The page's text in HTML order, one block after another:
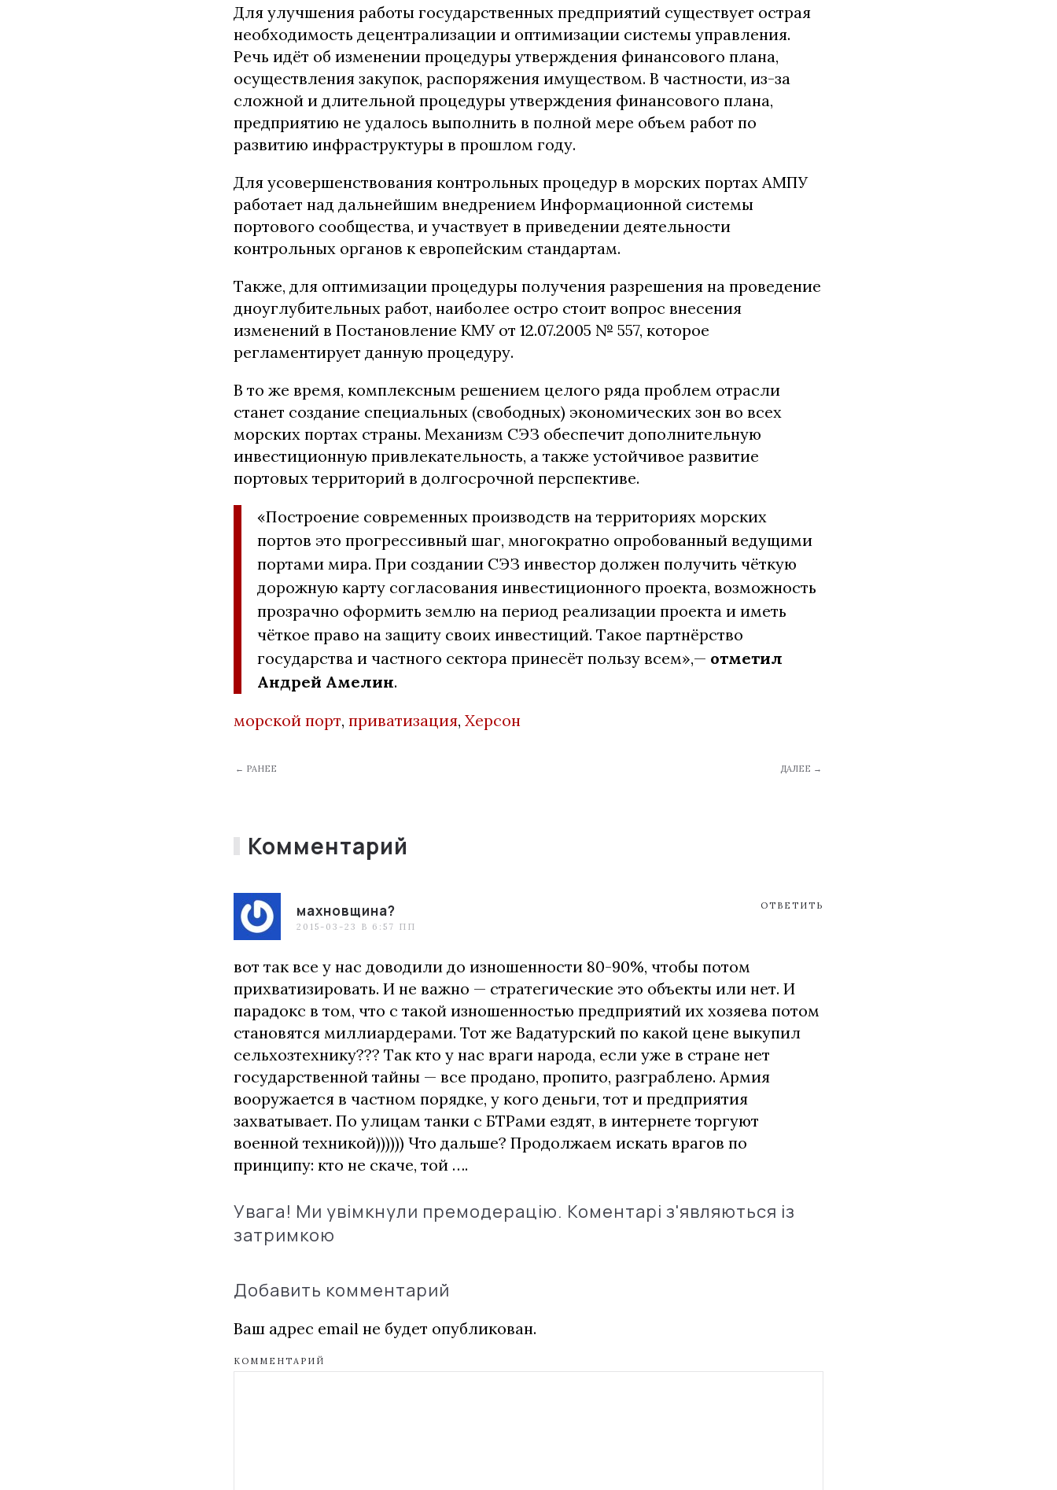
Для улучшения работы государственных предприятий существует острая
необходимость децентрализации и оптимизации системы управления.
Речь идёт об изменении процедуры утверждения финансового плана,
осуществления закупок, распоряжения имуществом. В частности, из-за
сложной и длительной процедуры утверждения финансового плана,
предприятию не удалось выполнить в полной мере объем работ по
развитию инфраструктуры в прошлом году.
Для усовершенствования контрольных процедур в морских портах АМПУ
работает над дальнейшим внедрением Информационной системы
портового сообщества, и участвует в приведении деятельности
контрольных органов к европейским стандартам.
Также, для оптимизации процедуры получения разрешения на проведение
дноуглубительных работ, наиболее остро стоит вопрос внесения
изменений в Постановление КМУ от 12.07.2005 № 557, которое
регламентирует данную процедуру.
В то же время, комплексным решением целого ряда проблем отрасли
станет создание специальных (свободных) экономических зон во всех
морских портах страны. Механизм СЭЗ обеспечит дополнительную
инвестиционную привлекательность, а также устойчивое развитие
портовых территорий в долгосрочной перспективе.
«Построение современных производств на территориях морских
портов это прогрессивный шаг, многократно опробованный ведущими
портами мира. При создании СЭЗ инвестор должен получить чёткую
дорожную карту согласования инвестиционного проекта, возможность
прозрачно оформить землю на период реализации проекта и иметь
чёткое право на защиту своих инвестиций. Такое партнёрство
государства и частного сектора принесёт пользу всем»,— отметил
Андрей Амелин.
морской порт, приватизация, Херсон
← РАНЕЕ ДАЛЕЕ →
Комментарий
махновщина?
2015-03-23 В 6:57 ПП
ОТВЕТИТЬ
вот так все у нас доводили до изношенности 80-90%, чтобы потом
прихватизировать. И не важно — стратегические это объекты или нет. И
парадокс в том, что с такой изношенностью предприятий их хозяева потом
становятся миллиардерами. Тот же Вадатурский по какой цене выкупил
сельхозтехнику??? Так кто у нас враги народа, если уже в стране нет
государственной тайны — все продано, пропито, разграблено. Армия
вооружается в частном порядке, у кого деньги, тот и предприятия
захватывает. По улицам танки с БТРами ездят, в интернете торгуют
военной техникой)))))) Что дальше? Продолжаем искать врагов по
принципу: кто не скаче, той ….
Увага! Ми увімкнули премодерацію. Коментарі з'являються із
затримкою
Добавить комментарий
Ваш адрес email не будет опубликован.
КОММЕНТАРИЙ